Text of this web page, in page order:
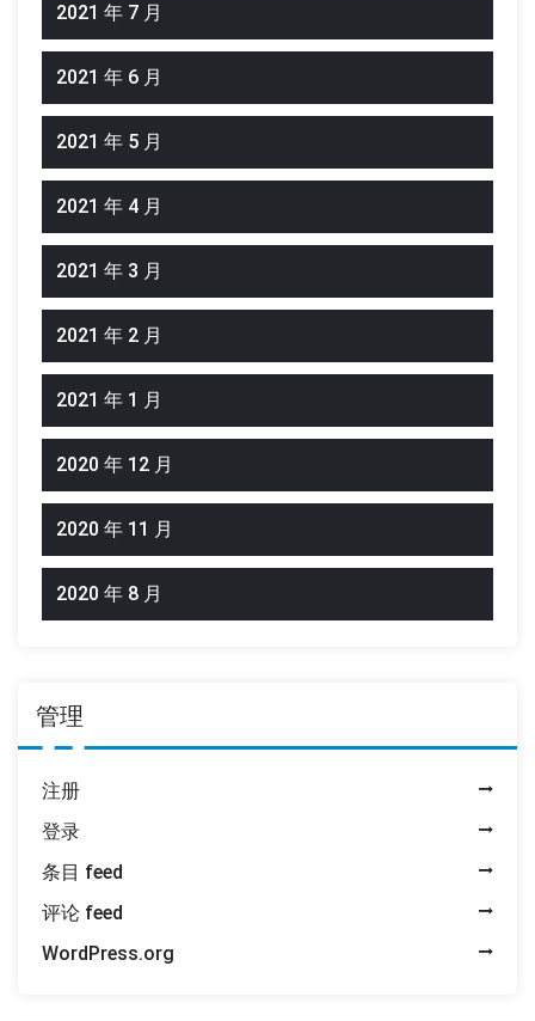
2021 年 7 月
2021 年 6 月
2021 年 5 月
2021 年 4 月
2021 年 3 月
2021 年 2 月
2021 年 1 月
2020 年 12 月
2020 年 11 月
2020 年 8 月
管理
注册
登录
条目 feed
评论 feed
WordPress.org